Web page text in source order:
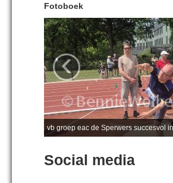
Fotoboek
vb groep eac de Sperwers succesvol
‹
Social media